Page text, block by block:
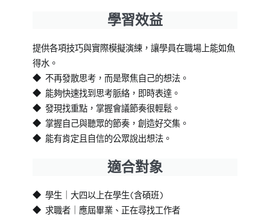
學習效益
提供各項技巧與實際模擬演練，讓學員在職場上能如魚
得水。
◆ 不再發散思考，而是聚焦自己的想法。
◆ 能夠快速找到思考脈絡，即時表達。
◆ 發現找重點，掌握會議節奏很輕鬆。
◆ 掌握自己與聽眾的節奏，創造好交集。
◆ 能有肯定且自信的公眾說出想法。
適合對象
◆ 學生｜大四以上在學生(含碩班)
◆ 求職者｜應屆畢業、正在尋找工作者